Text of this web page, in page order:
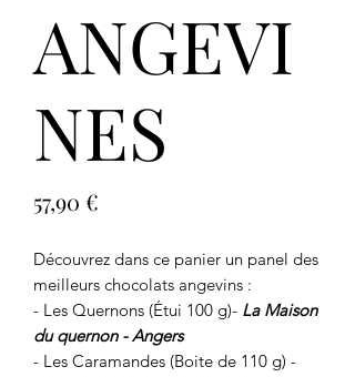
ANGEVI
NES
57,90 €
Découvrez dans ce panier un panel des
meilleurs chocolats angevins :
- Les Quernons (Étui 100 g)- La Maison
du quernon - Angers
- Les Caramandes (Boite de 110 g) -